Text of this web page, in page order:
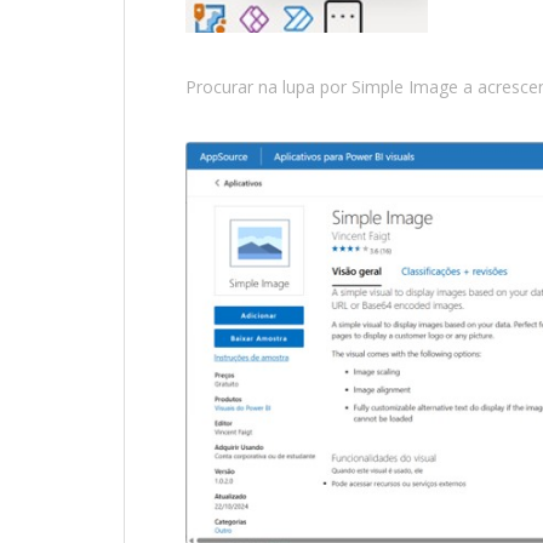
Procurar na lupa por Simple Image a